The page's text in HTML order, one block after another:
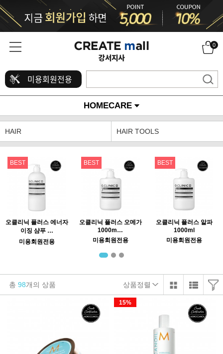
0
미용회원전용
HOMECARE
HAIR HAIR TOOLS
BEST
오클리닉 플러스 에너자
이징 샴푸 …
미용회원전용
BEST
오클리닉 플러스 오메가
1000m…
미용회원전용
BEST
오클리닉 플러스 알파
1000ml
미용회원전용
총 98개의 상품 상품정렬
15%